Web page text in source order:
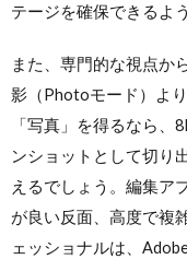
テージを確保できるよ
また、専門的な視点か
影（Photoモード）よ
「写真」を得るなら
ンショットとして切り
えるでしょう。編集ア
が良い反面、高度で複
ェッショナルは、